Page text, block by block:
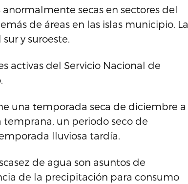
secas en sectores del
de áreas en las islas municipio. La
y suroeste.
activas del Servicio Nacional de
una temporada seca de diciembre a
un periodo seco de
lluviosa tardía.
de agua son asuntos de
de la precipitación para consumo